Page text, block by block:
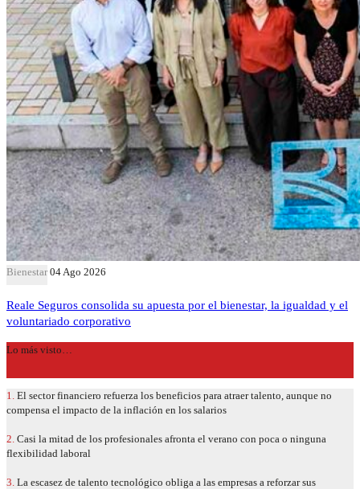
Bienestar 04 Ago 2026
Reale Seguros consolida su apuesta por el bienestar, la igualdad y el
voluntariado corporativo
Lo más visto…
1. El sector financiero refuerza los beneficios para atraer talento, aunque no
compensa el impacto de la inflación en los salarios
2. Casi la mitad de los profesionales afronta el verano con poca o ninguna
flexibilidad laboral
3. La escasez de talento tecnológico obliga a las empresas a reforzar sus